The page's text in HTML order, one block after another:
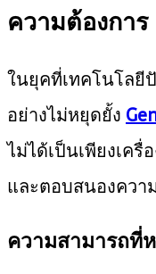
ความต้องการ
ในยุคที่เทคโนโลยี
อย่างไม่หยุดยั้ง
ไม่ได้เป็นเพียงเค
และตอบสนองควา
ความสามารถที่